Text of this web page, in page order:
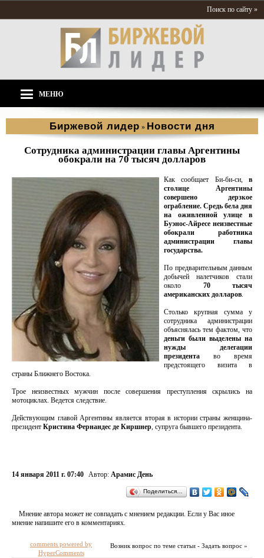
Поиск по сайту »
МЕНЮ
Биржевой лидер » Новости дня
Сотрудника администрации главы Аргентины
обокрали на 70 тысяч долларов
Как сообщает Би-би-си, в
столице Аргентины
совершено дерзкое
ограбление. Средь бела дня
на оживленной улице в
Буэнос-Айресе неизвестные
обокрали работника
администрации главы
государства.
По предварительным данным
добычей налетчиков стали
около 70 тысяч
американских долларов.
Столько крупная сумма у
сотрудника администрации
объяснялась тем фактом, что
деньги были выделены на
нужды делегации
президента во время
предстоящего визита в
страны Ближнего Востока.
Трое неизвестных мужчин после совершения преступления скрылись на
мотоциклах. Ведется следствие.
Действующим главой Аргентины является вторая в истории страны женщина-
президент Кристина Фернандес де Киршнер, супруга бывшего президента.
14 января 2011 г. 07:40 Автор: Арамис День
Поделиться…
Мнение автора может не совпадать с мнением редакции. Если у Вас иное
мнение напишите его в комментариях.
Возник вопрос по теме статьи - Задать вопрос »
comments powered by
HyperComments